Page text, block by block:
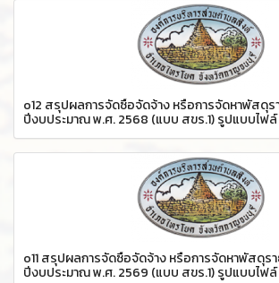
o12 สรุปผลการจัดซื้อจัดจ้าง หรือการจัดหาพัสดุร
ปีงบประมาณ พ.ศ. 2568 (แบบ สขร.1) รูปแบบไฟ
o11 สรุปผลการจัดซื้อจัดจ้าง หรือการจัดหาพัสดุรา
ปีงบประมาณ พ.ศ. 2569 (แบบ สขร.1) รูปแบบไฟ